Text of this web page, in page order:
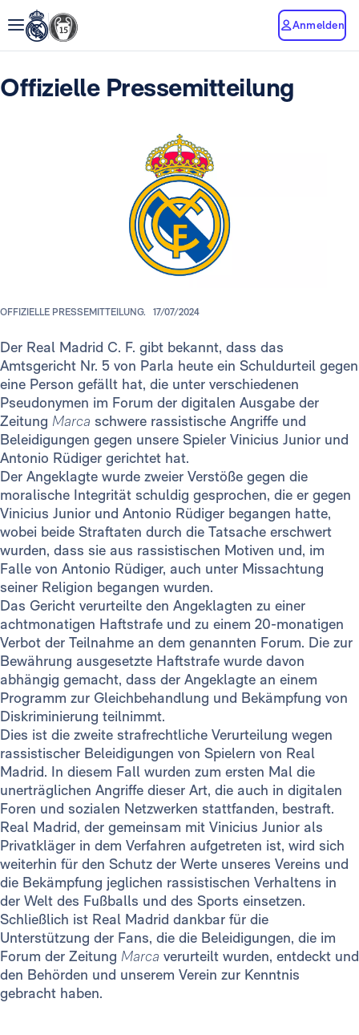
Anmelden
Offizielle Pressemitteilung
OFFIZIELLE PRESSEMITTEILUNG. 17/07/2024
Der Real Madrid C. F. gibt bekannt, dass das
Amtsgericht Nr. 5 von Parla heute ein Schuldurteil gegen
eine Person gefällt hat, die unter verschiedenen
Pseudonymen im Forum der digitalen Ausgabe der
Zeitung Marca schwere rassistische Angriffe und
Beleidigungen gegen unsere Spieler Vinicius Junior und
Antonio Rüdiger gerichtet hat.
Der Angeklagte wurde zweier Verstöße gegen die
moralische Integrität schuldig gesprochen, die er gegen
Vinicius Junior und Antonio Rüdiger begangen hatte,
wobei beide Straftaten durch die Tatsache erschwert
wurden, dass sie aus rassistischen Motiven und, im
Falle von Antonio Rüdiger, auch unter Missachtung
seiner Religion begangen wurden.
Das Gericht verurteilte den Angeklagten zu einer
achtmonatigen Haftstrafe und zu einem 20-monatigen
Verbot der Teilnahme an dem genannten Forum. Die zur
Bewährung ausgesetzte Haftstrafe wurde davon
abhängig gemacht, dass der Angeklagte an einem
Programm zur Gleichbehandlung und Bekämpfung von
Diskriminierung teilnimmt.
Dies ist die zweite strafrechtliche Verurteilung wegen
rassistischer Beleidigungen von Spielern von Real
Madrid. In diesem Fall wurden zum ersten Mal die
unerträglichen Angriffe dieser Art, die auch in digitalen
Foren und sozialen Netzwerken stattfanden, bestraft.
Real Madrid, der gemeinsam mit Vinicius Junior als
Privatkläger in dem Verfahren aufgetreten ist, wird sich
weiterhin für den Schutz der Werte unseres Vereins und
die Bekämpfung jeglichen rassistischen Verhaltens in
der Welt des Fußballs und des Sports einsetzen.
Schließlich ist Real Madrid dankbar für die
Unterstützung der Fans, die die Beleidigungen, die im
Forum der Zeitung Marca verurteilt wurden, entdeckt und
den Behörden und unserem Verein zur Kenntnis
gebracht haben.